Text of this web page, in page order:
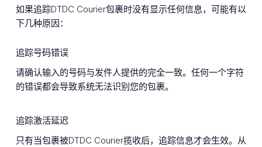
如果追踪DTDC Courier包裹时没有显示任何信息，可能有以
下几种原因：
追踪号码错误
请确认输入的号码与发件人提供的完全一致。任何一个字符
的错误都会导致系统无法识别您的包裹。
追踪激活延迟
只有当包裹被DTDC Courier揽收后，追踪信息才会生效。从